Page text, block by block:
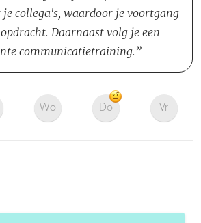
collega's, waardoor je voortgang
Daarnaast volg je een
communicatietraining.
Wo Do Vr